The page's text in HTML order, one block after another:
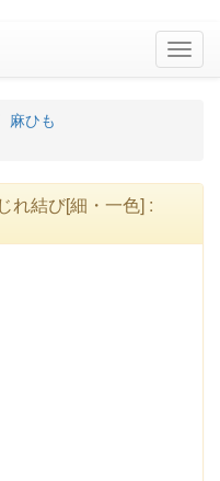
麻ひも
れ結び[細・一色] :